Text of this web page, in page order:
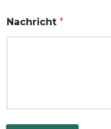
Nachricht *